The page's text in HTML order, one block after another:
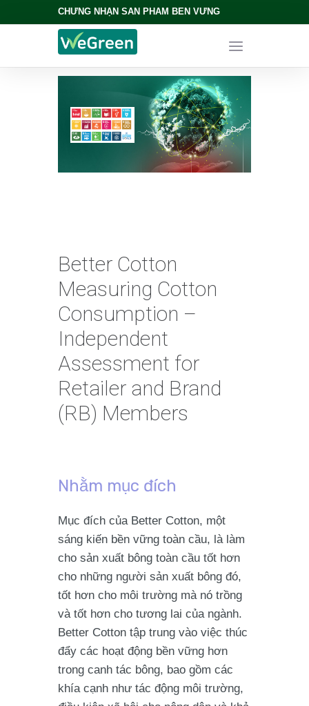
CHỨNG NHẬN SẢN PHẨM BỀN VỮNG
Better Cotton
Measuring Cotton
Consumption –
Independent
Assessment for
Retailer and Brand
(RB) Members
Nhằm mục đích
Mục đích của Better Cotton, một
sáng kiến bền vững toàn cầu, là làm
cho sản xuất bông toàn cầu tốt hơn
cho những người sản xuất bông đó,
tốt hơn cho môi trường mà nó trồng
và tốt hơn cho tương lai của ngành.
Better Cotton tập trung vào việc thúc
đẩy các hoạt động bền vững hơn
trong canh tác bông, bao gồm các
khía cạnh như tác động môi trường,